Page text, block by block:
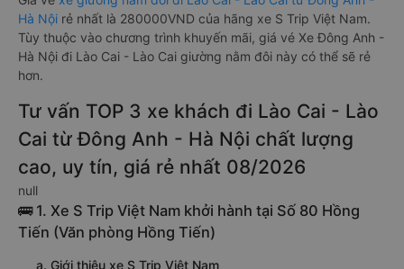
Hà Nội rẻ nhất là 280000VND của hãng xe S Trip Việt Nam.
Tùy thuộc vào chương trình khuyến mãi, giá vé Xe Đông Anh -
Hà Nội đi Lào Cai - Lào Cai giường nằm đôi này có thể sẽ rẻ
hơn.
Tư vấn TOP 3 xe khách đi Lào Cai - Lào
Cai từ Đông Anh - Hà Nội chất lượng
cao, uy tín, giá rẻ nhất 08/2026
null
🚌 1. Xe S Trip Việt Nam khởi hành tại Số 80 Hồng
Tiến (Văn phòng Hồng Tiến)
a. Giới thiệu xe S Trip Việt Nam